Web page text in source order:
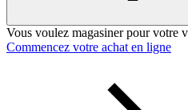
Vous voulez magasiner pour votre
Commencez votre achat en ligne